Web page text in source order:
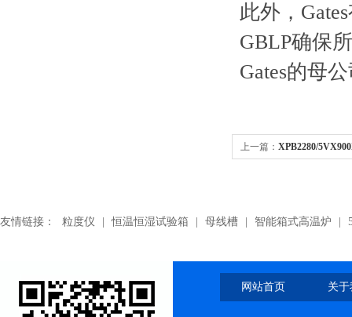
此外，
GBLP确保
Gates的母
上一篇： XPB2280/
友情链接： 粒度仪 恒温恒湿试验箱 母线槽 智能箱式高温炉
网站首页 关